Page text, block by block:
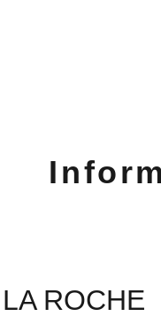
ROCHE